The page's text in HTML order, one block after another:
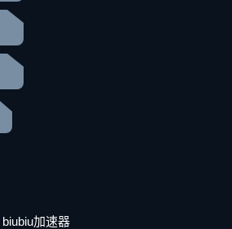
biubiu加速器